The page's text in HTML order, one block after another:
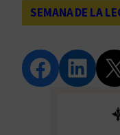
SEMANA DE LA
Compartir en Facebook Compartir en LinkedIn Compartir en Twitter